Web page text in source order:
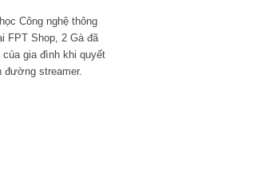
Công nghệ thông
FPT Shop, 2 Gà đã
gia đình khi quyết
streamer.